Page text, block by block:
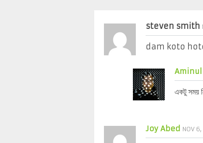
steven smith
dam koto
একটু সময়
Joy Abed NOV 6,